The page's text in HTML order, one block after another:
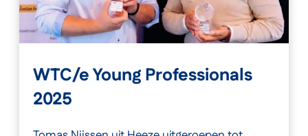
WTC/e Young Professionals
2025